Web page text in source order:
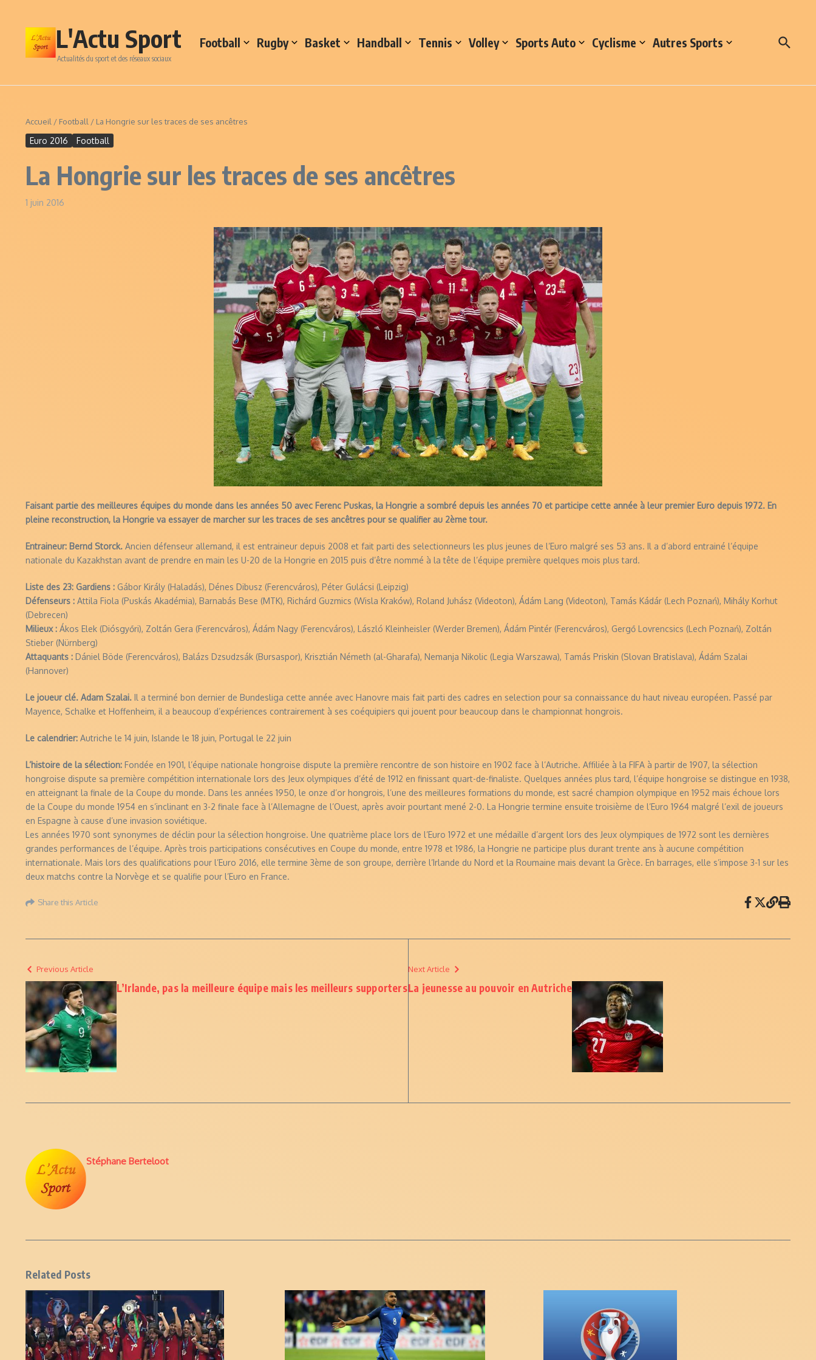
L'Actu Sport
Actualités du sport et des réseaux sociaux
Football Rugby Basket Handball Tennis Volley Sports Auto Cyclisme Autres Sports
Accueil / Football / La Hongrie sur les traces de ses ancêtres
Euro 2016 Football
La Hongrie sur les traces de ses ancêtres
1 juin 2016
Faisant partie des meilleures équipes du monde dans les années 50 avec Ferenc Puskas, la Hongrie a sombré depuis les années 70 et participe cette année à leur premier Euro depuis 1972. En
pleine reconstruction, la Hongrie va essayer de marcher sur les traces de ses ancêtres pour se qualifier au 2ème tour.
Entraineur: Bernd Storck. Ancien défenseur allemand, il est entraineur depuis 2008 et fait parti des selectionneurs les plus jeunes de l’Euro malgré ses 53 ans. Il a d’abord entrainé l’équipe
nationale du Kazakhstan avant de prendre en main les U-20 de la Hongrie en 2015 puis d’être nommé à la tête de l’équipe première quelques mois plus tard.
Liste des 23: Gardiens : Gábor Király (Haladás), Dénes Dibusz (Ferencváros), Péter Gulácsi (Leipzig)
Défenseurs : Attila Fiola (Puskás Akadémia), Barnabás Bese (MTK), Richárd Guzmics (Wisla Kraków), Roland Juhász (Videoton), Ádám Lang (Videoton), Tamás Kádár (Lech Poznań), Mihály Korhut
(Debrecen)
Milieux : Ákos Elek (Diósgyőri), Zoltán Gera (Ferencváros), Ádám Nagy (Ferencváros), László Kleinheisler (Werder Bremen), Ádám Pintér (Ferencváros), Gergő Lovrencsics (Lech Poznań), Zoltán
Stieber (Nürnberg)
Attaquants : Dániel Böde (Ferencváros), Balázs Dzsudzsák (Bursaspor), Krisztián Németh (al-Gharafa), Nemanja Nikolic (Legia Warszawa), Tamás Priskin (Slovan Bratislava), Ádám Szalai
(Hannover)
Le joueur clé. Adam Szalai. Il a terminé bon dernier de Bundesliga cette année avec Hanovre mais fait parti des cadres en selection pour sa connaissance du haut niveau européen. Passé par
Mayence, Schalke et Hoffenheim, il a beaucoup d’expériences contrairement à ses coéquipiers qui jouent pour beaucoup dans le championnat hongrois.
Le calendrier: Autriche le 14 juin, Islande le 18 juin, Portugal le 22 juin
L’histoire de la sélection: Fondée en 1901, l’équipe nationale hongroise dispute la première rencontre de son histoire en 1902 face à l’Autriche. Affiliée à la FIFA à partir de 1907, la sélection
hongroise dispute sa première compétition internationale lors des Jeux olympiques d’été de 1912 en finissant quart-de-finaliste. Quelques années plus tard, l’équipe hongroise se distingue en 1938,
en atteignant la finale de la Coupe du monde. Dans les années 1950, le onze d’or hongrois, l’une des meilleures formations du monde, est sacré champion olympique en 1952 mais échoue lors
de la Coupe du monde 1954 en s’inclinant en 3-2 finale face à l’Allemagne de l’Ouest, après avoir pourtant mené 2-0. La Hongrie termine ensuite troisième de l’Euro 1964 malgré l’exil de joueurs
en Espagne à cause d’une invasion soviétique.
Les années 1970 sont synonymes de déclin pour la sélection hongroise. Une quatrième place lors de l’Euro 1972 et une médaille d’argent lors des Jeux olympiques de 1972 sont les dernières
grandes performances de l’équipe. Après trois participations consécutives en Coupe du monde, entre 1978 et 1986, la Hongrie ne participe plus durant trente ans à aucune compétition
internationale. Mais lors des qualifications pour l’Euro 2016, elle termine 3ème de son groupe, derrière l’Irlande du Nord et la Roumaine mais devant la Grèce. En barrages, elle s’impose 3-1 sur les
deux matchs contre la Norvège et se qualifie pour l’Euro en France.
Share this Article
Previous Article
L’Irlande, pas la meilleure équipe mais les meilleurs supporters
Next Article
La jeunesse au pouvoir en Autriche
Stéphane Berteloot
Related Posts